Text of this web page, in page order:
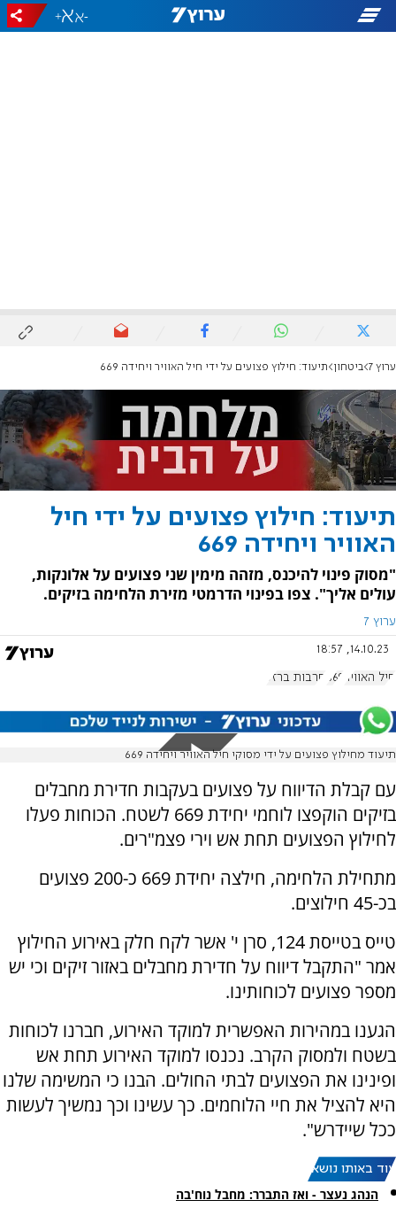
-
+
ערוץ 7 ביטחון תיעוד: חילוץ פצועים על ידי חיל האוויר ויחידה 669
תיעוד: חילוץ פצועים על ידי חיל
האוויר ויחידה 669
"מסוק פינוי להיכנס, מזהה מימין שני פצועים על אלונקות,
עולים אליך". צפו בפינוי הדרמטי מזירת הלחימה בזיקים.
ערוץ 7
14.10.23, 18:57
חיל האוויר 669 חרבות ברזל
תיעוד מחילוץ פצועים על ידי מסוקי חיל האוויר ויחידה 669
עם קבלת הדיווח על פצועים בעקבות חדירת מחבלים
בזיקים הוקפצו לוחמי יחידת 669 לשטח. הכוחות פעלו
לחילוץ הפצועים תחת אש וירי פצמ"רים.
מתחילת הלחימה, חילצה יחידת 669 כ-200 פצועים
בכ-45 חילוצים.
טייס בטייסת 124, סרן י' אשר לקח חלק באירוע החילוץ
אמר "התקבל דיווח על חדירת מחבלים באזור זיקים וכי יש
מספר פצועים לכוחותינו.
הגענו במהירות האפשרית למוקד האירוע, חברנו לכוחות
בשטח ולמסוק הקרב. נכנסו למוקד האירוע תחת אש
ופינינו את הפצועים לבתי החולים. הבנו כי המשימה שלנו
היא להציל את חיי הלוחמים. כך עשינו וכך נמשיך לעשות
ככל שיידרש".
עוד באותו נושא:
הנהג נעצר - ואז התברר: מחבל נוח'בה